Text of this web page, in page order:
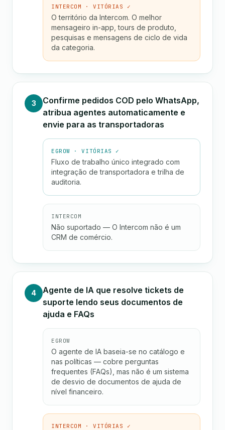
INTERCOM · VITÓRIAS ✓
O território da Intercom. O melhor
mensageiro in-app, tours de produto,
pesquisas e mensagens de ciclo de vida
da categoria.
3
Confirme pedidos COD pelo WhatsApp,
atribua agentes automaticamente e
envie para as transportadoras
EGROW · VITÓRIAS ✓
Fluxo de trabalho único integrado com
integração de transportadora e trilha de
auditoria.
INTERCOM
Não suportado — O Intercom não é um
CRM de comércio.
4
Agente de IA que resolve tickets de
suporte lendo seus documentos de
ajuda e FAQs
EGROW
O agente de IA baseia-se no catálogo e
nas políticas — cobre perguntas
frequentes (FAQs), mas não é um sistema
de desvio de documentos de ajuda de
nível financeiro.
INTERCOM · VITÓRIAS ✓